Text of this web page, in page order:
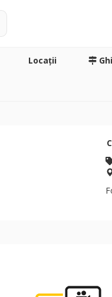
Locaţii